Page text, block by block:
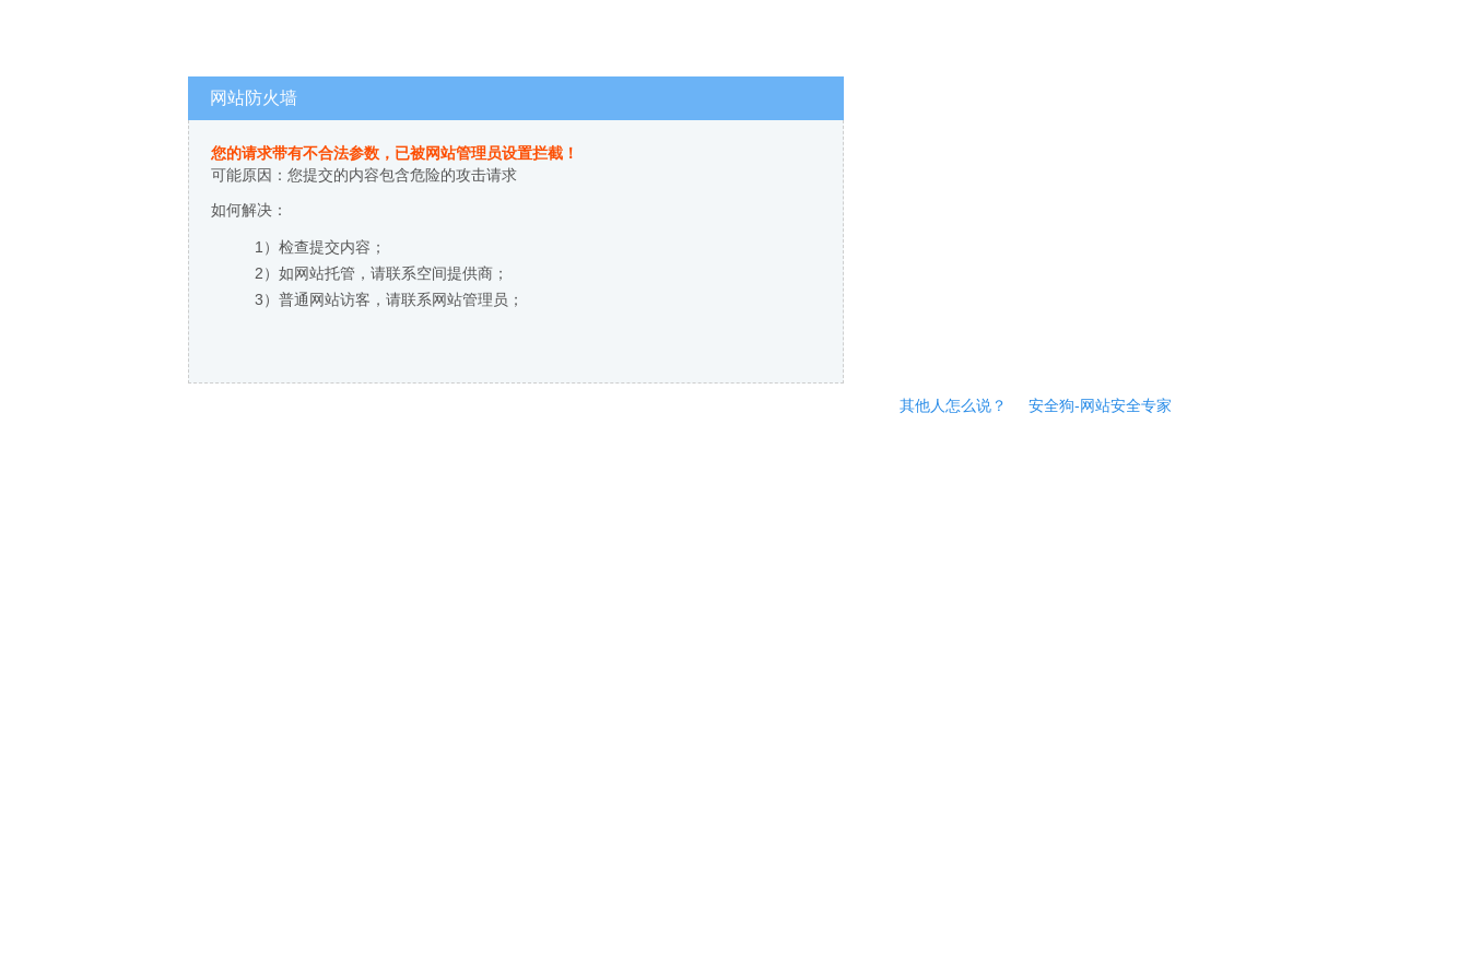
网站防火墙
您的请求带有不合法参数，已被网站管理员设置拦截！
可能原因：您提交的内容包含危险的攻击请求
如何解决：
1）检查提交内容；
2）如网站托管，请联系空间提供商；
3）普通网站访客，请联系网站管理员；
其他人怎么说？ 安全狗-网站安全专家